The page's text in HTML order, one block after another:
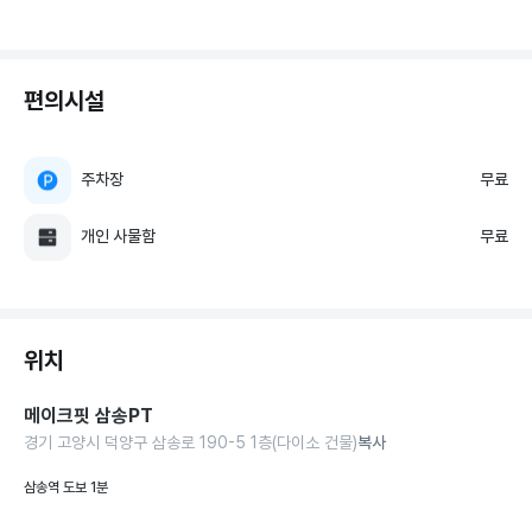
편의시설
주차장 무료
개인 사물함 무료
위치
메이크핏 삼송PT
경기 고양시 덕양구 삼송로 190-5 1층(다이소 건물)복사
삼송역 도보 1분